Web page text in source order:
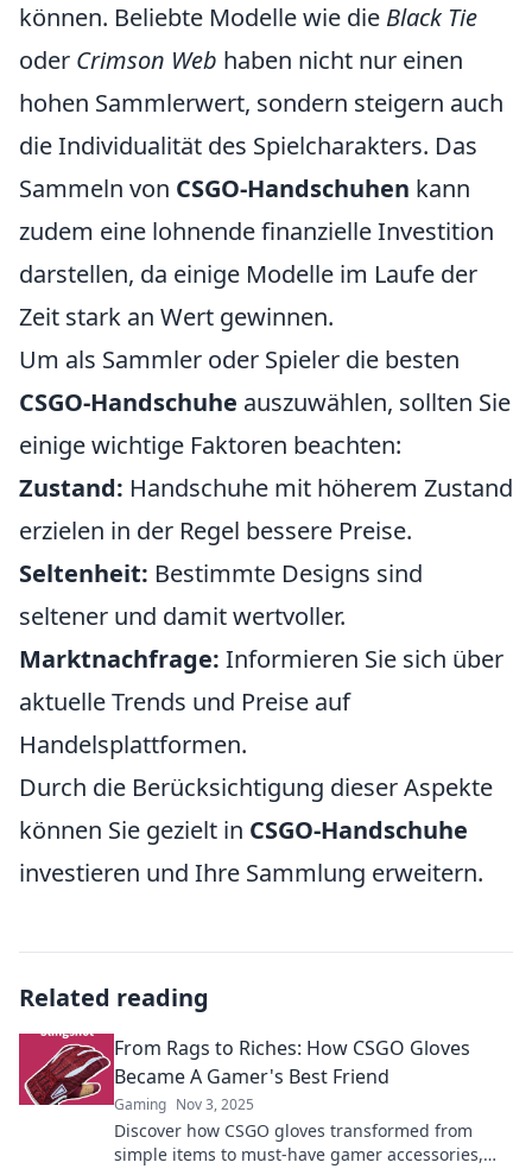
können. Beliebte Modelle wie die Black Tie
oder Crimson Web haben nicht nur einen
hohen Sammlerwert, sondern steigern auch
die Individualität des Spielcharakters. Das
Sammeln von CSGO-Handschuhen kann
zudem eine lohnende finanzielle Investition
darstellen, da einige Modelle im Laufe der
Zeit stark an Wert gewinnen.
Um als Sammler oder Spieler die besten
CSGO-Handschuhe auszuwählen, sollten Sie
einige wichtige Faktoren beachten:
Zustand: Handschuhe mit höherem Zustand
erzielen in der Regel bessere Preise.
Seltenheit: Bestimmte Designs sind
seltener und damit wertvoller.
Marktnachfrage: Informieren Sie sich über
aktuelle Trends und Preise auf
Handelsplattformen.
Durch die Berücksichtigung dieser Aspekte
können Sie gezielt in CSGO-Handschuhe
investieren und Ihre Sammlung erweitern.
Related reading
From Rags to Riches: How CSGO Gloves
Became A Gamer's Best Friend
Gaming Nov 3, 2025
Discover how CSGO gloves transformed from
simple items to must-have gamer accessories,